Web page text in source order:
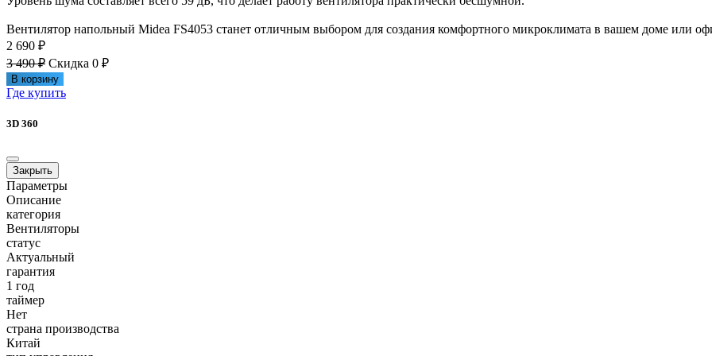
Вентилятор напольный Midea FS4053 станет отличным выбором для создания комфортного микроклимата в вашем доме или
2 690 ₽
3 490 ₽ Скидка 0 ₽
В корзину
Где купить
3D 360
Закрыть
Параметры
Описание
категория
Вентиляторы
статус
Актуальный
гарантия
1 год
таймер
Нет
страна производства
Китай